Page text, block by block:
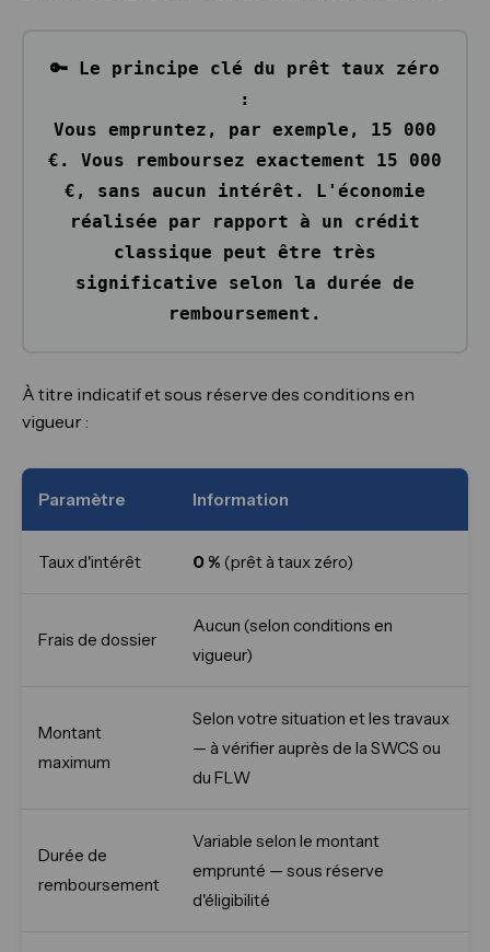
🔑 Le principe clé du prêt taux zéro
:
Vous empruntez, par exemple, 15 000
€. Vous remboursez exactement 15 000
€ , sans aucun intérêt. L'économie
réalisée par rapport à un crédit
classique peut être très
significative selon la durée de
remboursement.
À titre indicatif et sous réserve des conditions en
vigueur :
Paramètre Information
Taux d'intérêt 0 % (prêt à taux zéro)
Frais de dossier
Aucun (selon conditions en
vigueur)
Montant
maximum
Selon votre situation et les travaux
— à vérifier auprès de la SWCS ou
du FLW
Durée de
remboursement
Variable selon le montant
emprunté — sous réserve
d'éligibilité